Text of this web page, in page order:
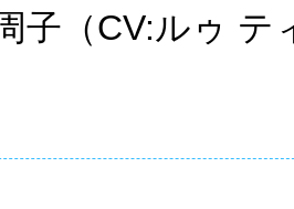
子（CV:ルゥ テ